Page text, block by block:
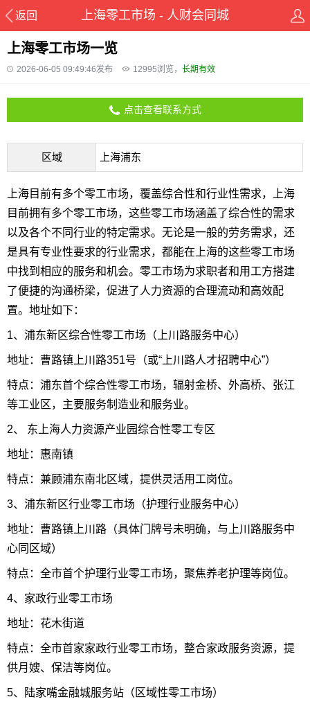
上海零工市场一览
2026-06-05 09:49:46发布 12995浏览， 长期有效
点击查看联系方式
区域 上海浦东
上海目前有多个零工市场，覆盖综合性和行业性需求，上海
目前拥有多个零工市场，这些零工市场涵盖了综合性的需求
以及各个不同行业的特定需求。无论是一般的劳务需求，还
是具有专业性要求的行业需求，都能在上海的这些零工市场
中找到相应的服务和机会。零工市场为求职者和用工方搭建
了便捷的沟通桥梁，促进了人力资源的合理流动和高效配
置。地址如下：
1、浦东新区综合性零工市场（上川路服务中心）
地址：曹路镇上川路351号（或“上川路人才招聘中心”）
特点：浦东首个综合性零工市场，辐射金桥、外高桥、张江
等工业区，主要服务制造业和服务业。
2、 东上海人力资源产业园综合性零工专区
地址：惠南镇
特点：兼顾浦东南北区域，提供灵活用工岗位。
3、浦东新区行业零工市场（护理行业服务中心）
地址：曹路镇上川路（具体门牌号未明确，与上川路服务中
心同区域）
特点：全市首个护理行业零工市场，聚焦养老护理等岗位。
4、家政行业零工市场
地址：花木街道
特点：全市首家家政行业零工市场，整合家政服务资源，提
供月嫂、保洁等岗位。
5、陆家嘴金融城服务站（区域性零工市场）
返回 上海零工市场 - 人财会同城